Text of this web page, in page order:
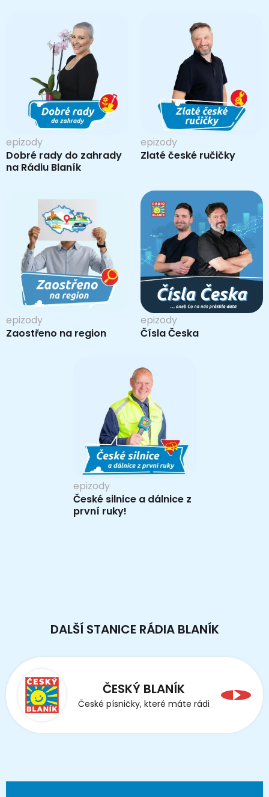
epizody
Dobré rady do zahrady
na Rádiu Blaník
epizody
Zlaté české ručičky
epizody
Zaostřeno na region
epizody
Čísla Česka
epizody
České silnice a dálnice z
první ruky!
DALŠÍ STANICE RÁDIA BLANÍK
ČESKÝ BLANÍK
České písničky, které máte rádi